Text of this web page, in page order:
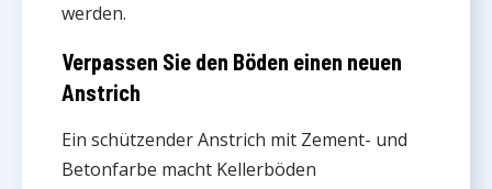
werden.
Verpassen Sie den Böden einen neuen
Anstrich
Ein schützender Anstrich mit Zement- und
Betonfarbe macht Kellerböden